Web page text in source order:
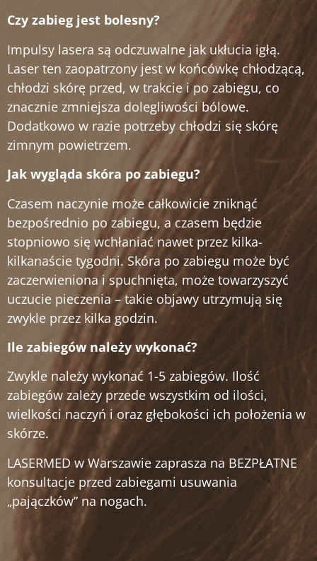
Czy zabieg jest bolesny?
Impulsy lasera są odczuwalne jak ukłucia igłą.
Laser ten zaopatrzony jest w końcówkę chłodzącą,
chłodzi skórę przed, w trakcie i po zabiegu, co
znacznie zmniejsza dolegliwości bólowe.
Dodatkowo w razie potrzeby chłodzi się skórę
zimnym powietrzem.
Jak wygląda skóra po zabiegu?
Czasem naczynie może całkowicie zniknąć
bezpośrednio po zabiegu, a czasem będzie
stopniowo się wchłaniać nawet przez kilka-
kilkanaście tygodni. Skóra po zabiegu może być
zaczerwieniona i spuchnięta, może towarzyszyć
uczucie pieczenia – takie objawy utrzymują się
zwykle przez kilka godzin.
Ile zabiegów należy wykonać?
Zwykle należy wykonać 1-5 zabiegów. Ilość
zabiegów zależy przede wszystkim od ilości,
wielkości naczyń i oraz głębokości ich położenia w
skórze.
LASERMED w Warszawie zaprasza na BEZPŁATNE
konsultacje przed zabiegami usuwania
„pajączków” na nogach.